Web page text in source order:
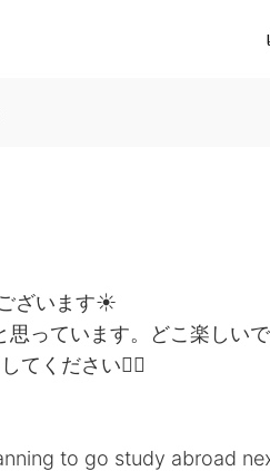
ざいます☀
っています。どこ楽しいで
てください🙇‍♀️
to go study abroad